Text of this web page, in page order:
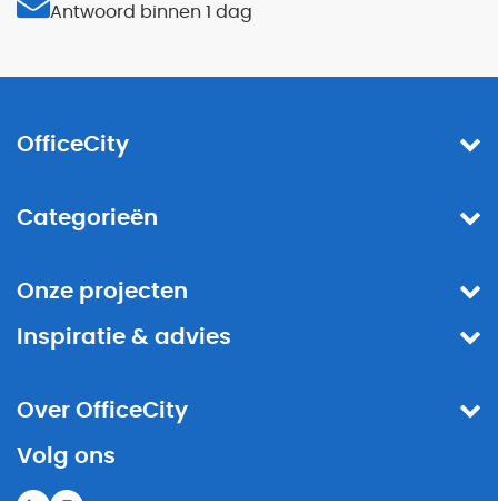
Antwoord binnen 1 dag
OfficeCity
Categorieën
Onze projecten
Inspiratie & advies
Over OfficeCity
Volg ons